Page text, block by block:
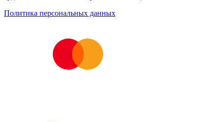
Политика персональных данных